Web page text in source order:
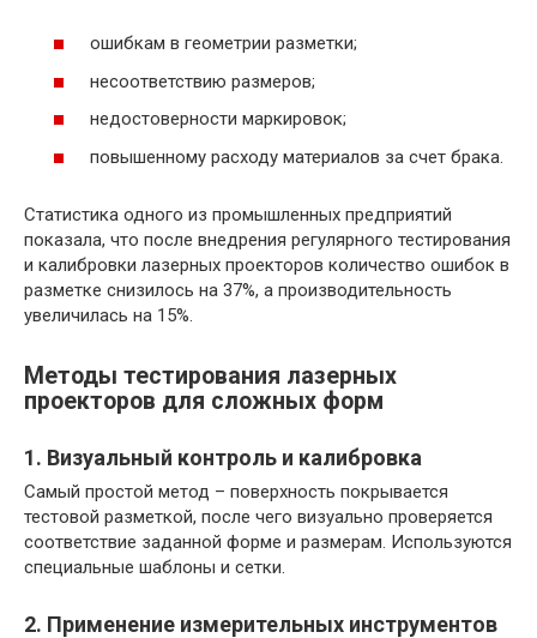
ошибкам в геометрии разметки;
несоответствию размеров;
недостоверности маркировок;
повышенному расходу материалов за счет брака.
Статистика одного из промышленных предприятий
показала, что после внедрения регулярного тестирования
и калибровки лазерных проекторов количество ошибок в
разметке снизилось на 37%, а производительность
увеличилась на 15%.
Методы тестирования лазерных
проекторов для сложных форм
1. Визуальный контроль и калибровка
Самый простой метод – поверхность покрывается
тестовой разметкой, после чего визуально проверяется
соответствие заданной форме и размерам. Используются
специальные шаблоны и сетки.
2. Применение измерительных инструментов